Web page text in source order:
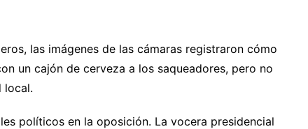
las imágenes de las cámaras registraron cómo
un cajón de cerveza a los saqueadores, pero no
local.
políticos en la oposición. La vocera presidencial